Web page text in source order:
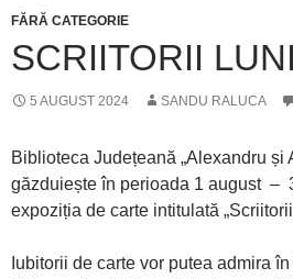
FĂRĂ CATEGORIE
SCRIITORII
5 AUGUST 2024 SANDU RALUCA
Biblioteca Județeană „Alexandru și
găzduiește în perioada 1 august –
expoziția de carte intitulată
Iubitorii de carte vor putea admira